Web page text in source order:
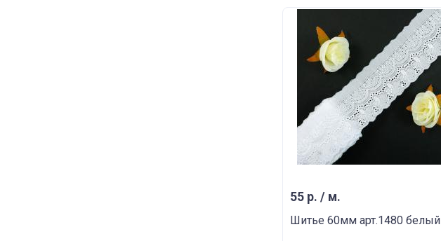
55 р. / м.
Шитье 60мм арт.1480 белый